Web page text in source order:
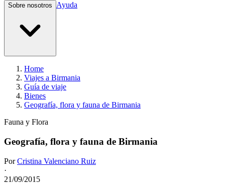
Sobre nosotros Ayuda
Home
Viajes a Birmania
Guía de viaje
Bienes
Geografía, flora y fauna de Birmania
Fauna y Flora
Geografía, flora y fauna de Birmania
PorCristina Valenciano Ruiz
·
21/09/2015